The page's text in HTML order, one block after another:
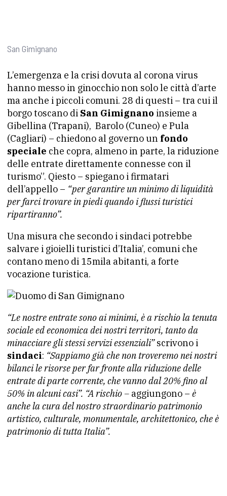
San Gimignano
L’emergenza e la crisi dovuta al corona virus
hanno messo in ginocchio non solo le città d’arte
ma anche i piccoli comuni. 28 di questi – tra cui il
borgo toscano di San Gimignano insieme a
Gibellina (Trapani), Barolo (Cuneo) e Pula
(Cagliari) – chiedono al governo un fondo
speciale che copra, almeno in parte, la riduzione
delle entrate direttamente connesse con il
turismo”. Qiesto – spiegano i firmatari
dell’appello – “per garantire un minimo di liquidità
per farci trovare in piedi quando i flussi turistici
ripartiranno”.
Una misura che secondo i sindaci potrebbe
salvare i gioielli turistici d’Italia’, comuni che
contano meno di 15mila abitanti, a forte
vocazione turistica.
“Le nostre entrate sono ai minimi, è a rischio la tenuta
sociale ed economica dei nostri territori, tanto da
minacciare gli stessi servizi essenziali”scrivono i
sindaci: “Sappiamo già che non troveremo nei nostri
bilanci le risorse per far fronte alla riduzione delle
entrate di parte corrente, che vanno dal 20% fino al
50% in alcuni casi”. “A rischio – aggiungono – è
anche la cura del nostro straordinario patrimonio
artistico, culturale, monumentale, architettonico, che è
patrimonio di tutta Italia”.